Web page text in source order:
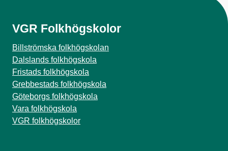
VGR Folkhögskolor
Billströmska folkhögskolan
Dalslands folkhögskola
Fristads folkhögskola
Grebbestads folkhögskola
Göteborgs folkhögskola
Vara folkhögskola
VGR folkhögskolor